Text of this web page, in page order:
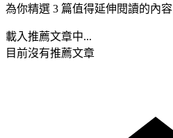
為你精選 3 篇值得延伸閱讀的內容
載入推薦文章中...
目前沒有推薦文章